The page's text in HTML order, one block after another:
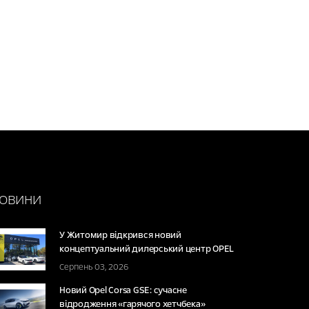
У Житомир відкрився новий
концептуальний дилерський центр OPEL
Серпень 03, 2026
Новий Opel Corsa GSE: сучасне
відродження «гарячого хетчбека»